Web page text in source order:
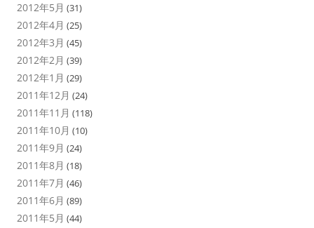
2012年5月 (31)
2012年4月 (25)
2012年3月 (45)
2012年2月 (39)
2012年1月 (29)
2011年12月 (24)
2011年11月 (118)
2011年10月 (10)
2011年9月 (24)
2011年8月 (18)
2011年7月 (46)
2011年6月 (89)
2011年5月 (44)